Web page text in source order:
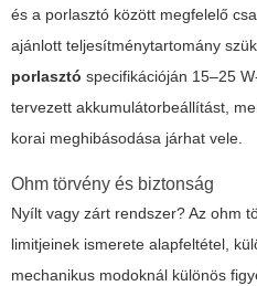
és a porlasztó között megfelelő
ajánlott teljesítménytartomány
porlasztó specifikációján 15–25
tervezett akkumulátorbeállítást,
korai meghibásodása járhat vele.
Ohm törvény és biztonság
Nyílt vagy zárt rendszer?Az ohm
limitjeinek ismerete alapfeltétel,
mechanikus modoknál különös